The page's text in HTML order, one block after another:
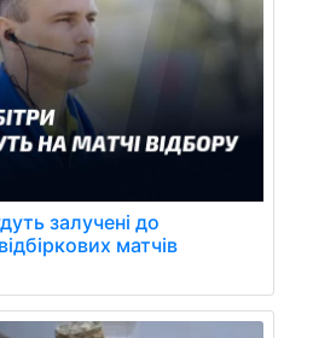
залучені до
матчів